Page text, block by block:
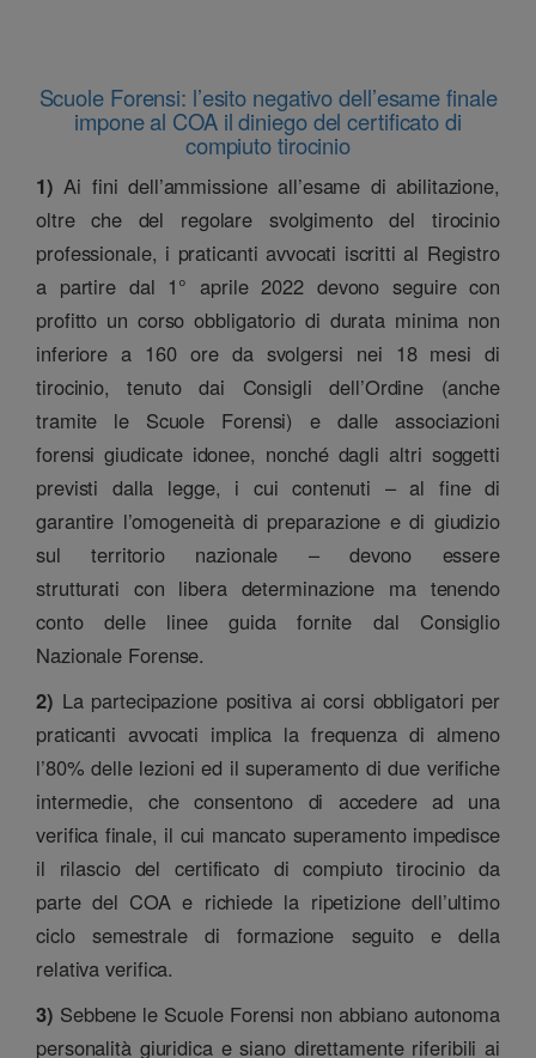
Scuole Forensi: l’esito negativo dell’esame finale
impone al COA il diniego del certificato di
compiuto tirocinio
1) Ai fini dell’ammissione all’esame di abilitazione,
oltre che del regolare svolgimento del tirocinio
professionale, i praticanti avvocati iscritti al Registro
a partire dal 1° aprile 2022 devono seguire con
profitto un corso obbligatorio di durata minima non
inferiore a 160 ore da svolgersi nei 18 mesi di
tirocinio, tenuto dai Consigli dell’Ordine (anche
tramite le Scuole Forensi) e dalle associazioni
forensi giudicate idonee, nonché dagli altri soggetti
previsti dalla legge, i cui contenuti – al fine di
garantire l’omogeneità di preparazione e di giudizio
sul territorio nazionale – devono essere
strutturati con libera determinazione ma tenendo
conto delle linee guida fornite dal Consiglio
Nazionale Forense.
2) La partecipazione positiva ai corsi obbligatori per
praticanti avvocati implica la frequenza di almeno
l’80% delle lezioni ed il superamento di due verifiche
intermedie, che consentono di accedere ad una
verifica finale, il cui mancato superamento impedisce
il rilascio del certificato di compiuto tirocinio da
parte del COA e richiede la ripetizione dell’ultimo
ciclo semestrale di formazione seguito e della
relativa verifica.
3) Sebbene le Scuole Forensi non abbiano autonoma
personalità giuridica e siano direttamente riferibili ai